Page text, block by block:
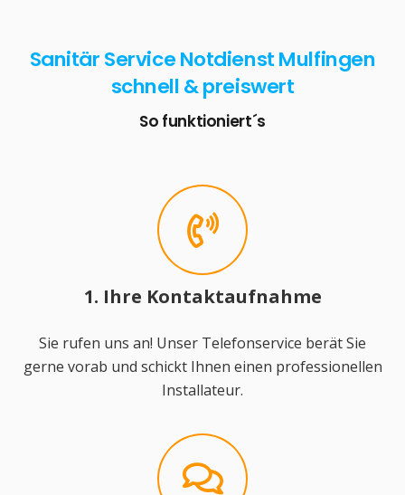
Sanitär Service Notdienst Mulfingen
schnell & preiswert
So funktioniert´s
1. Ihre Kontaktaufnahme
Sie rufen uns an! Unser Telefonservice berät Sie
gerne vorab und schickt Ihnen einen professionellen
Installateur.